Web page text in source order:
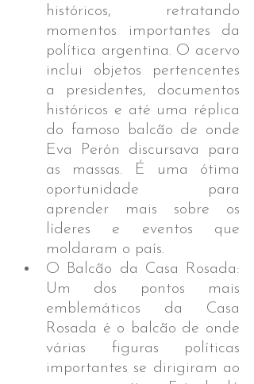
históricos, retratando
momentos importantes da
política argentina. O acervo
inclui objetos pertencentes
a presidentes, documentos
históricos e até uma réplica
do famoso balcão de onde
Eva Perón discursava para
as massas. É uma ótima
oportunidade para
aprender mais sobre os
líderes e eventos que
moldaram o país.
O Balcão da Casa Rosada:
Um dos pontos mais
emblemáticos da Casa
Rosada é o balcão de onde
várias figuras políticas
importantes se dirigiram ao